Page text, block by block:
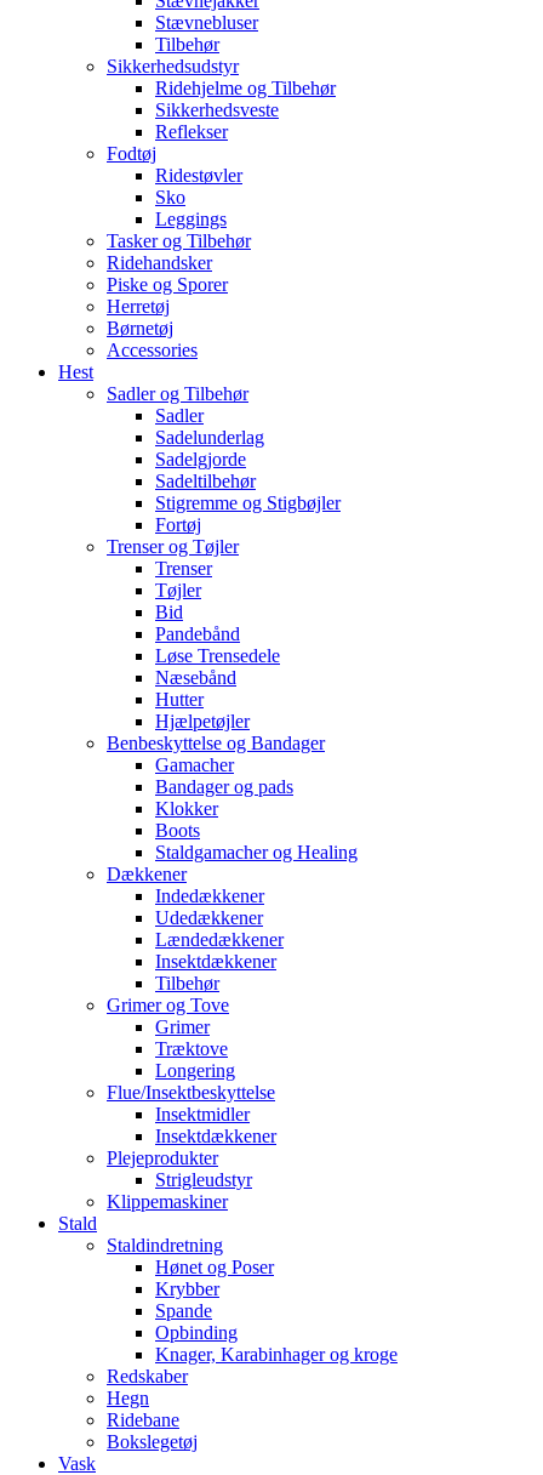
Stævnebluser
Tilbehør
Sikkerhedsudstyr
Ridehjelme og Tilbehør
Sikkerhedsveste
Reflekser
Fodtøj
Ridestøvler
Sko
Leggings
Tasker og Tilbehør
Ridehandsker
Piske og Sporer
Herretøj
Børnetøj
Accessories
Hest
Sadler og Tilbehør
Sadler
Sadelunderlag
Sadelgjorde
Sadeltilbehør
Stigremme og Stigbøjler
Fortøj
Trenser og Tøjler
Trenser
Tøjler
Bid
Pandebånd
Løse Trensedele
Næsebånd
Hutter
Hjælpetøjler
Benbeskyttelse og Bandager
Gamacher
Bandager og pads
Klokker
Boots
Staldgamacher og Healing
Dækkener
Indedækkener
Udedækkener
Lændedækkener
Insektdækkener
Tilbehør
Grimer og Tove
Grimer
Træktove
Longering
Flue/Insektbeskyttelse
Insektmidler
Insektdækkener
Plejeprodukter
Strigleudstyr
Klippemaskiner
Stald
Staldindretning
Hønet og Poser
Krybber
Spande
Opbinding
Knager, Karabinhager og kroge
Redskaber
Hegn
Ridebane
Bokslegetøj
Vask